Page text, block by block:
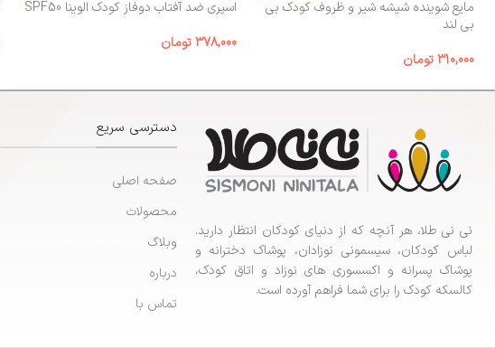
مایع شوینده شیشه شیر و ظروف کودک بی‌
بی لند
310,000تومان
اسپری ضد آفتاب دوفاز کودک الوینا SPF50
378,000 تومان
نی نی طلا، هر آنچه که از دنیای کودکان انتظار دارید.
لباس کودکان، سیسمونی نوزادان، پوشاک دخترانه و
پوشاک پسرانه و اکسسوری های نوزاد و اتاق کودک،
کالسکه کودک را برای شما فراهم آورده است.
دسترسی سریع
صفحه اصلی
محصولات
وبلاگ
درباره
تماس با